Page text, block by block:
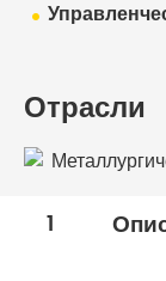
Отрасли
1